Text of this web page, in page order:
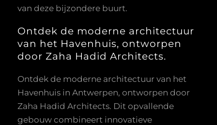
van deze bijzondere buurt.
Ontdek de moderne architectuur
van het Havenhuis, ontworpen
door Zaha Hadid Architects.
Ontdek de moderne architectuur van het
Havenhuis in Antwerpen, ontworpen door
Zaha Hadid Architects. Dit opvallende
gebouw combineert innovatieve